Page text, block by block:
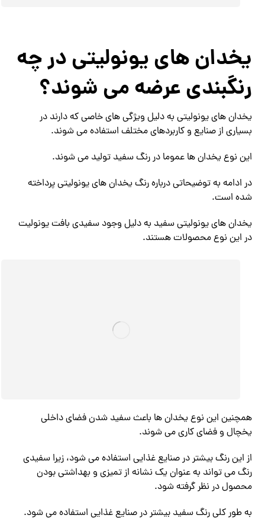
یخدان های یونولیتی در چه
رنگبندی عرضه می شوند؟
یخدان های یونولیتی به دلیل ویژگی های خاصی که دارند در
بسیاری از صنایع و کاربردهای مختلف استفاده می‌ شوند.
این نوع یخدان ها عموما در رنگ سفید تولید می‌ شوند.
در ادامه به توضیحاتی درباره رنگ یخدان های یونولیتی پرداخته
شده است.
یخدان های یونولیتی سفید به دلیل وجود سفیدی بافت یونولیت
در این نوع محصولات هستند.
همچنین این نوع یخدان ها باعث سفید شدن فضای داخلی
یخچال و فضای کاری می‌ شوند.
از این رنگ بیشتر در صنایع غذایی استفاده می‌ شود، زیرا سفیدی
رنگ می‌ تواند به عنوان یک نشانه از تمیزی و بهداشتی بودن
محصول در نظر گرفته شود.
به طور کلی رنگ سفید بیشتر در صنایع غذایی استفاده می شود.